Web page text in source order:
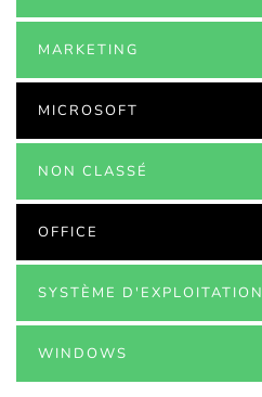
MARKETING
MICROSOFT
NON CLASSÉ
OFFICE
SYSTÈME D'EXPLOITATION
WINDOWS